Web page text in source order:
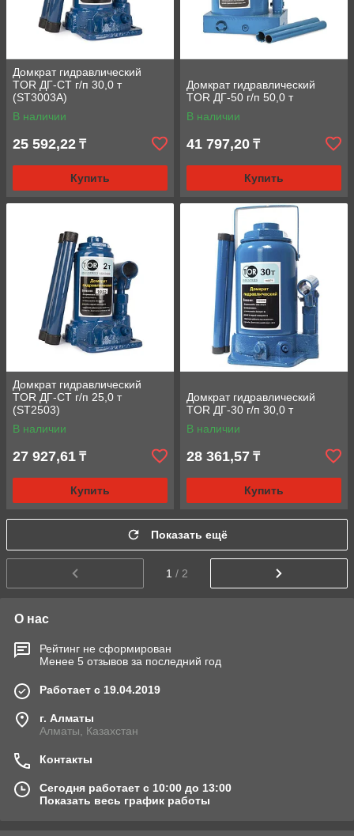
Домкрат гидравлический
TOR ДГ-CT г/п 30,0 т
(ST3003A)
В наличии
25 592,22 ₸
Купить
Домкрат гидравлический
TOR ДГ-50 г/п 50,0 т
В наличии
41 797,20 ₸
Купить
Домкрат гидравлический
TOR ДГ-CT г/п 25,0 т
(ST2503)
В наличии
27 927,61 ₸
Купить
Домкрат гидравлический
TOR ДГ-30 г/п 30,0 т
В наличии
28 361,57 ₸
Купить
Показать ещё
1 / 2
О нас
Рейтинг не сформирован
Менее 5 отзывов за последний год
Работает с 19.04.2019
г. Алматы
Алматы, Казахстан
Контакты
Сегодня работает с 10:00 до 13:00
Показать весь график работы